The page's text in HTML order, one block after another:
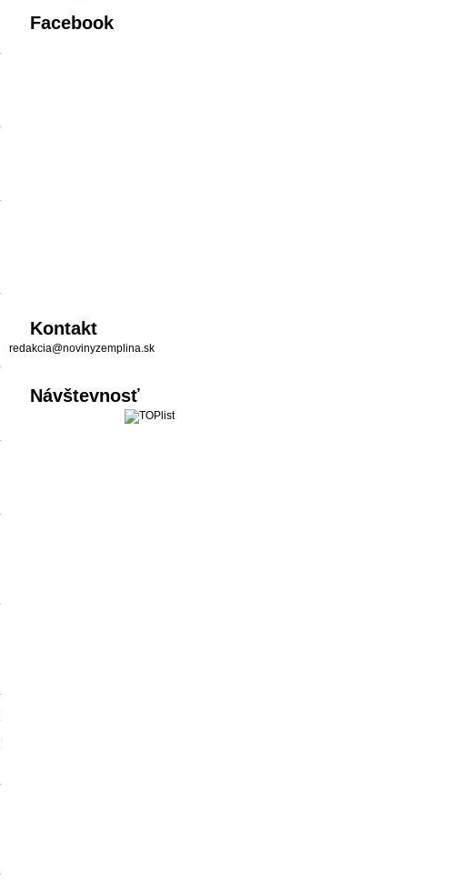
Facebook
Kontakt
redakcia@novinyzemplina.sk
Návštevnosť